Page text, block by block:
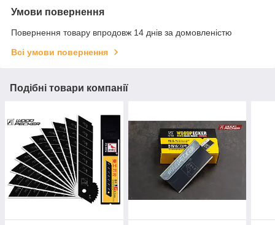
Умови повернення
Повернення товару впродовж 14 днів за домовленістю
Всі умови повернення
Подібні товари компанії